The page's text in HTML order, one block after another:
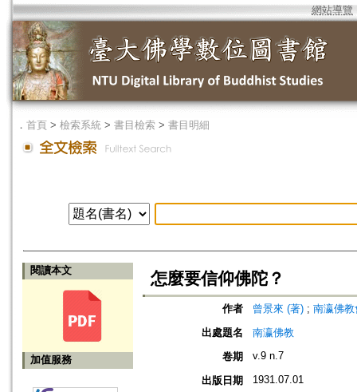
網站導覽
． 首頁 > 檢索系統 > 書目檢索 > 書目明細
閱讀本文
加值服務
怎麼要信仰佛陀？
作者 曾景來 (著) ; 南瀛佛
出處題名
南瀛佛教
卷期
v.9 n.7
出版日期 1931.07.01